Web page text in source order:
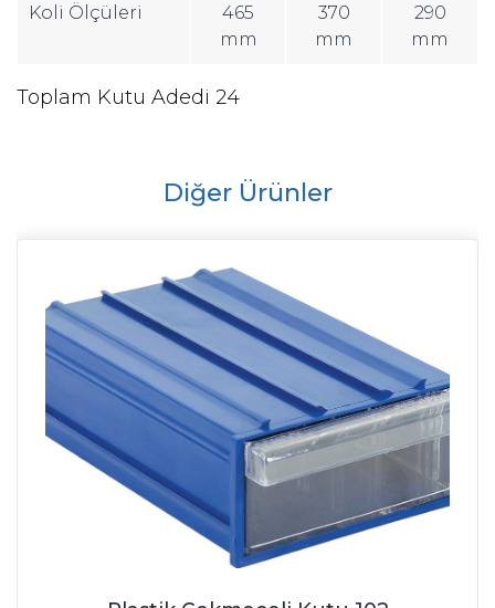
Koli Ölçüleri
465
mm
370
mm
290
mm
Toplam Kutu Adedi 24
Diğer Ürünler